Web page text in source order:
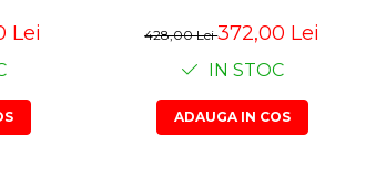
Lei 428,00 Lei372,00 Lei
IN STOC
ADAUGA IN COS